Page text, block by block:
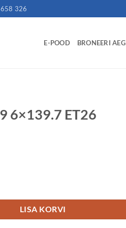
326
E-POOD BRONEERI AEG
6×139.7 ET26
LISA KORVI